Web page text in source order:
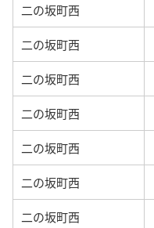
二の坂町西
二の坂町西
二の坂町西
二の坂町西
二の坂町西
二の坂町西
二の坂町西